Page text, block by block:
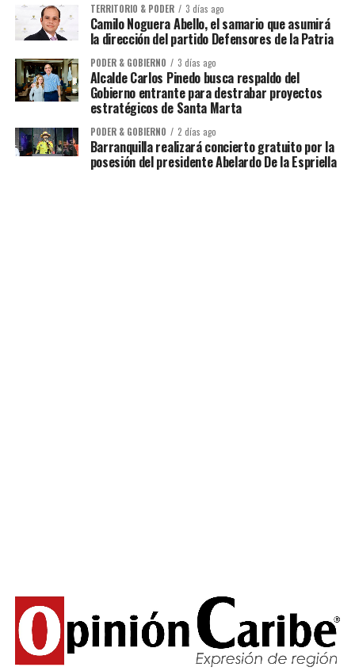
TERRITORIO & PODER 3 días ago
Camilo Noguera Abello, el samario que asumirá
la dirección del partido Defensores de la Patria
PODER & GOBIERNO 3 días ago
Alcalde Carlos Pinedo busca respaldo del
Gobierno entrante para destrabar proyectos
estratégicos de Santa Marta
PODER & GOBIERNO 2 días ago
Barranquilla realizará concierto gratuito por la
posesión del presidente Abelardo De la Espriella